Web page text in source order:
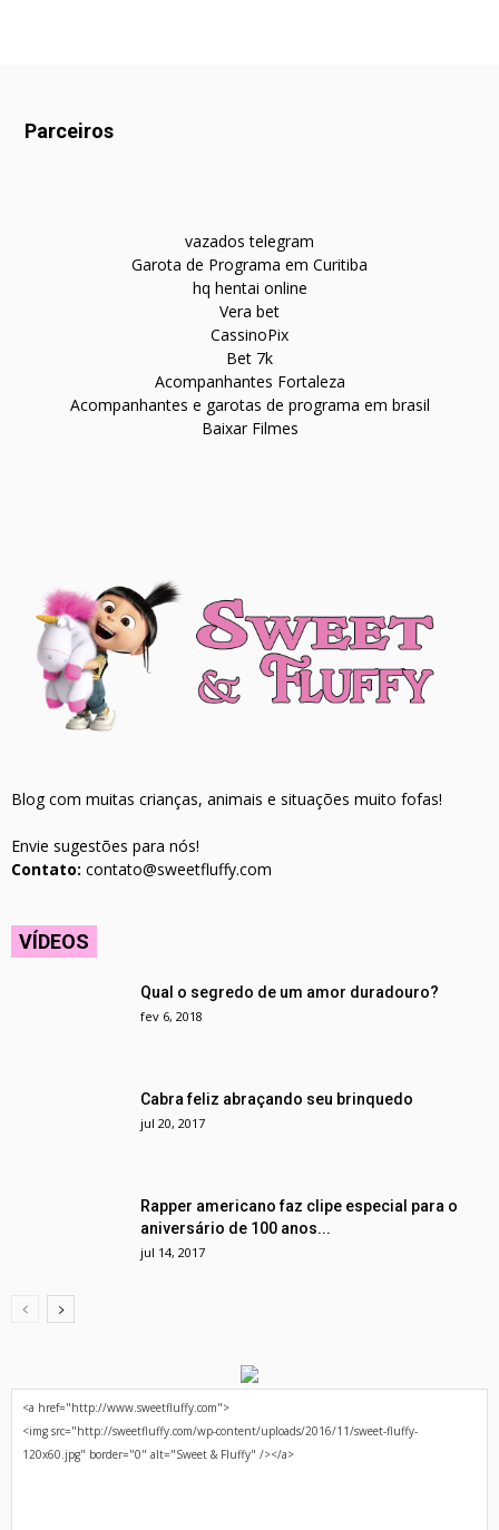
Parceiros
vazados telegram
Garota de Programa em Curitiba
hq hentai online
Vera bet
CassinoPix
Bet 7k
Acompanhantes Fortaleza
Acompanhantes e garotas de programa em brasil
Baixar Filmes
Blog com muitas crianças, animais e situações muito fofas!
Envie sugestões para nós!
Contato: contato@sweetfluffy.com
VÍDEOS
Qual o segredo de um amor duradouro?
fev 6, 2018
Cabra feliz abraçando seu brinquedo
jul 20, 2017
Rapper americano faz clipe especial para o
aniversário de 100 anos...
jul 14, 2017